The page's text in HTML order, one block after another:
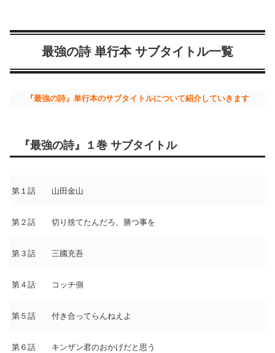
最強の詩 単行本 サブタイトル一覧
『最強の詩』単行本のサブタイトルについて紹介していきます
『最強の詩』１巻 サブタイトル
第１話 山田金山
第２話 切り捨てたんだろ、勝つ事を
第３話 三國充吾
第４話 コッチ側
第５話 付き合ってらんねえよ
第６話 キンザン君のおかげだと思う